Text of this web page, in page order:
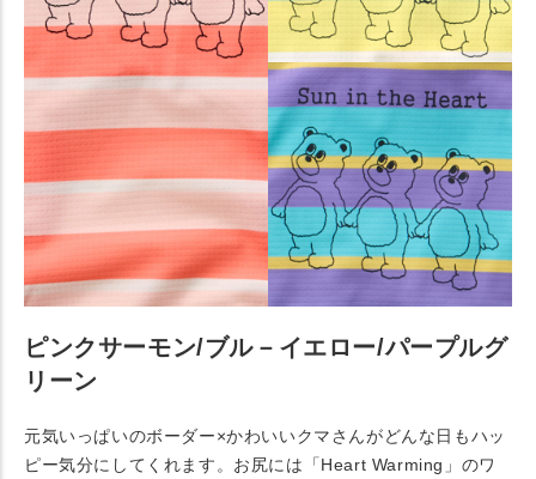
ピンクサーモン/ブル－イエロー/パープルグ
リーン
元気いっぱいのボーダー×かわいいクマさんがどんな日もハッ
ピー気分にしてくれます。お尻には「Heart Warming」のワ